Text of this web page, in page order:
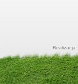
Realizacja: